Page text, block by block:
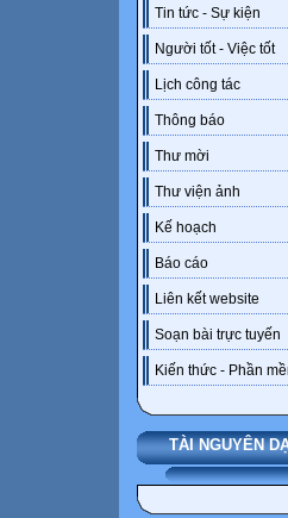
Tin tức - Sự kiện
Người tốt - Việc tốt
Lịch công tác
Thông báo
Thư mời
Thư viện ảnh
Kế hoạch
Báo cáo
Liên kết website
Soạn bài trực tuyến
Kiến thức - Phần
TÀI NGUYÊN